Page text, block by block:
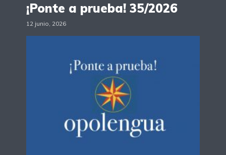
¡Ponte a prueba! 35/2026
12 junio, 2026